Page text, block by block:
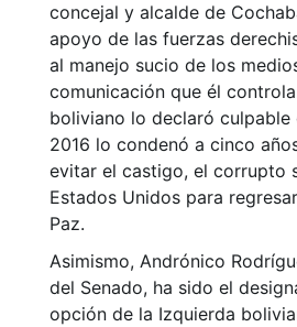
concejal y alcalde de
apoyo de las fuerzas
al manejo sucio de los
comunicación que él
boliviano lo declaró culpable
2016 lo condenó a cinco
evitar el castigo, el corrupto
Estados Unidos para
Paz.
Asimismo, Andrónico
del Senado, ha sido el
opción de la Izquierda